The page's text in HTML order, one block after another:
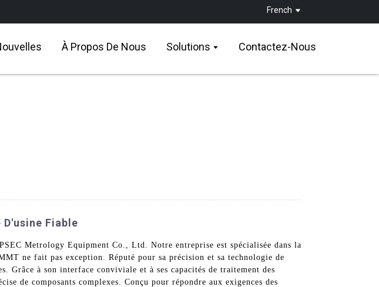
French
À Propos De Nous Solutions Contactez-Nous
D'usine Fiable
Metrology Equipment Co., Ltd. Notre entreprise est spécialisée dans la
ne fait pas exception. Réputé pour sa précision et sa technologie de
à son interface conviviale et à ses capacités de traitement des
de composants complexes. Conçu pour répondre aux exigences des